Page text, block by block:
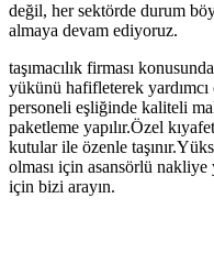
değil, her sektörde durum
almaya devam ediyoruz.
taşımacılık firması
yükünü hafifleterek
personeli eşliğinde kaliteli
paketleme yapılır.Özel
kutular ile özenle
olması için asansörlü
için bizi arayın.